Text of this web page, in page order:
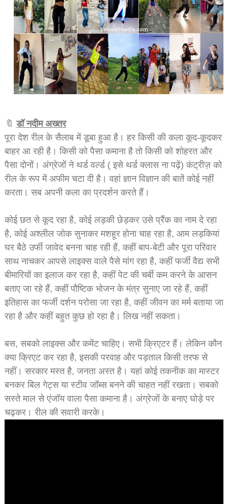
🔖डॉ नदीम अख्तर
पूरा देश रील के सैलाब में डूबा हुआ है। हर किसी की कला कूद-कूदकर
बाहर आ रही है। किसी को पैसा कमाना है तो किसी को शोहरत और
पैसा दोनों। अंग्रेजों ने थर्ड वर्ल्ड ( इसे थर्ड क्लास ना पढ़ें) कंट्रीज़ को
रील के रूप में अफीम चटा दी है। वहां ज्ञान विज्ञान की बातें कोई नहीं
करता। सब अपनी कला का प्रदर्शन करते हैं।
कोई छत से कूद रहा है, कोई लड़की छेड़कर उसे प्रैंक का नाम दे रहा
है, कोई अश्लील जोक सुनाकर मशहूर होना चाह रहा है, आम लड़कियां
घर बैठे उर्फी जावेद बनना चाह रही हैं, कहीं बाप-बेटी और पूरा परिवार
साथ नाचकर आपसे लाइक्स वाले पैसे मांग रहा है, कहीं फर्जी वैद्य सभी
बीमारियों का इलाज कर रहा है, कहीं पेट की चर्बी कम करने के आसन
बताए जा रहे हैं, कहीं पौष्टिक भोजन के मंत्र सुनाए जा रहे हैं, कहीं
इतिहास का फर्जी दर्शन परोसा जा रहा है, कहीं जीवन का मर्म बताया जा
रहा है और कहीं बहुत कुछ हो रहा है। लिख नहीं सकता।
बस, सबको लाइक्स और कमेंट चाहिए। सभी क्रिएटर हैं। लेकिन कौन
क्या क्रिएट कर रहा है, इसकी परवाह और पड़ताल किसी तरफ से
नहीं। सरकार मस्त है, जनता अस्त है। यहां कोई तकनीक का मास्टर
बनकर बिल गेट्स या स्टीव जॉब्स बनने की चाहत नहीं रखता। सबको
सस्ते माल से एंजॉय वाला पैसा कमाना है। अंग्रेजों के बनाए घोड़े पर
चढ़कर। रील की सवारी करके।